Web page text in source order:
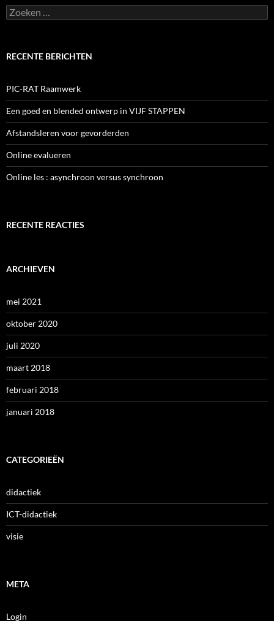
Zoeken
naar:
RECENTE BERICHTEN
PIC-RAT Raamwerk
Een goed en blended ontwerp in VIJF STAPPEN
Afstandsleren voor gevorderden
Online evalueren
Online les : asynchroon versus synchroon
RECENTE REACTIES
ARCHIEVEN
mei 2021
oktober 2020
juli 2020
maart 2018
februari 2018
januari 2018
CATEGORIEËN
didactiek
ICT-didactiek
visie
META
Login